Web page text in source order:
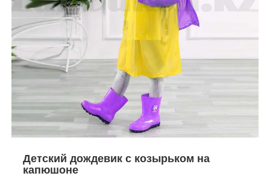
Детский дождевик с козырьком на
капюшоне